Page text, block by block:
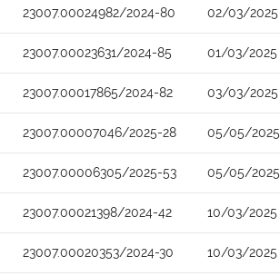
23007.00024982/2024-80 02/03/2025
23007.00023631/2024-85 01/03/2025
23007.00017865/2024-82 03/03/2025
23007.00007046/2025-28 05/05/2025
23007.00006305/2025-53 05/05/2025
23007.00021398/2024-42 10/03/2025
23007.00020353/2024-30 10/03/2025